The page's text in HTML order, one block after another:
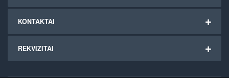
KONTAKTAI
REKVIZITAI